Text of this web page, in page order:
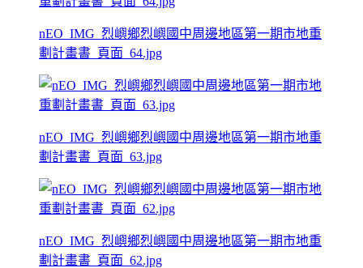
nEO_IMG_烈嶼鄉烈嶼國中周邊地區第一期市地重
劃計畫書_頁面_64.jpg
nEO_IMG_烈嶼鄉烈嶼國中周邊地區第一期市地重
劃計畫書_頁面_63.jpg
nEO_IMG_烈嶼鄉烈嶼國中周邊地區第一期市地重
劃計畫書_頁面_62.jpg